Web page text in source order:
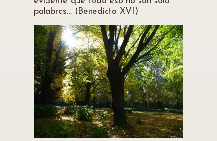
palabras… (Benedicto XVI)